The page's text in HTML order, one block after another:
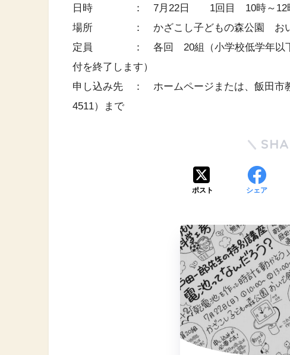
日時 ： 7月22日 1回目 10時～
場所 ： かざこし子どもの森公園 お
定員 ： 各回 20組（小学校低学年以下の
付を終了します）
申し込み先 ： ホームページまたは、飯田市
4511）まで
ポスト シェア